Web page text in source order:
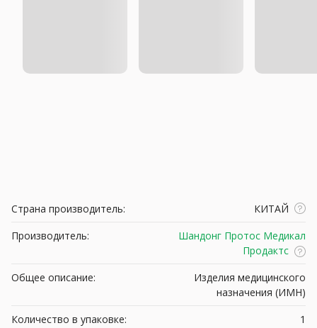
Страна производитель:
КИТАЙ
Производитель:
Шандонг Протос Медикал
Продактс
Общее описание:
Изделия медицинского
назначения (ИМН)
Количество в упаковке:
1